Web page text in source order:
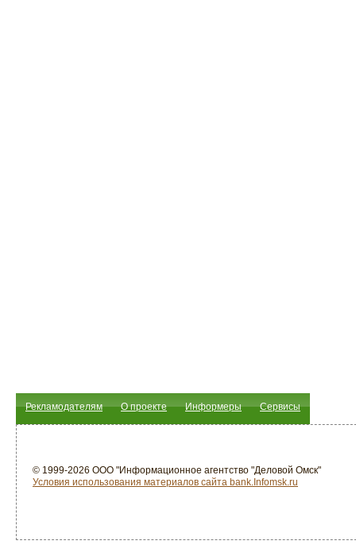
Рекламодателям О проекте Информеры Сервисы
© 1999-2026 ООО "Информационное агентство "Деловой Омск"
Условия использования материалов сайта bank.Infomsk.ru